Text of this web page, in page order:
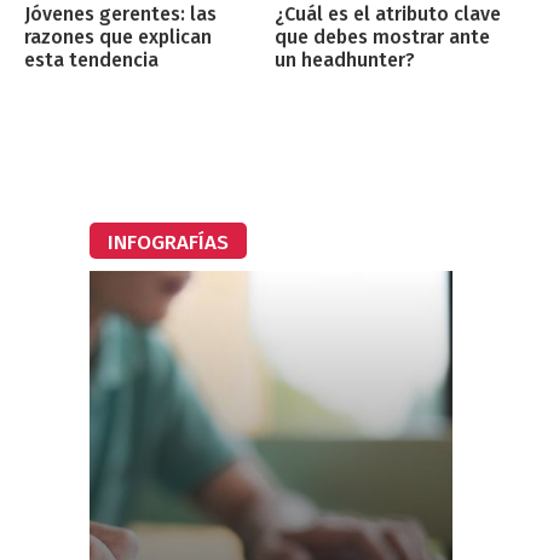
Jóvenes gerentes: las
razones que explican
esta tendencia
¿Cuál es el atributo clave
que debes mostrar ante
un headhunter?
INFOGRAFÍAS